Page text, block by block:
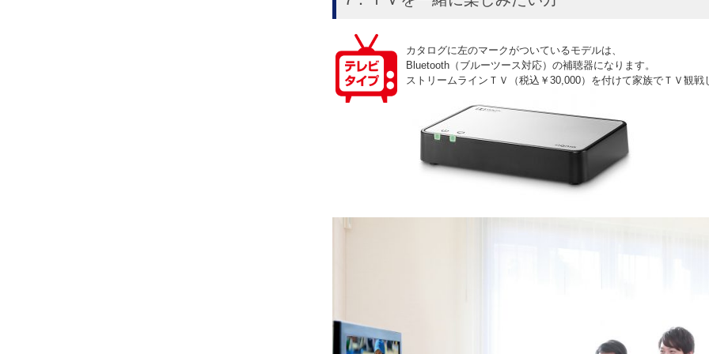
カタログに左のマークがついているモデルは、
Bluetooth（ブルーツース対応）の補聴器になります。
ストリームラインＴＶ（税込￥30,000）を付けて家族でＴＶ観戦